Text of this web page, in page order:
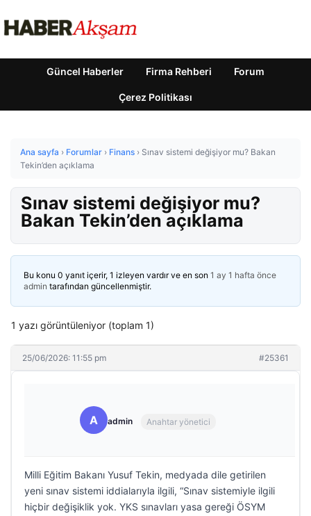
Güncel Haberler Firma Rehberi Forum
Çerez Politikası
Ana sayfa › Forumlar › Finans › Sınav sistemi değişiyor mu? Bakan
Tekin’den açıklama
Sınav sistemi değişiyor mu?
Bakan Tekin’den açıklama
Bu konu 0 yanıt içerir, 1 izleyen vardır ve en son 1 ay 1 hafta önce
admin tarafından güncellenmiştir.
1 yazı görüntüleniyor (toplam 1)
25/06/2026: 11:55 pm #25361
A admin Anahtar yönetici
Milli Eğitim Bakanı Yusuf Tekin, medyada dile getirilen
yeni sınav sistemi iddialarıyla ilgili, “Sınav sistemiyle ilgili
hiçbir değişiklik yok. YKS sınavları yasa gereği ÖSYM